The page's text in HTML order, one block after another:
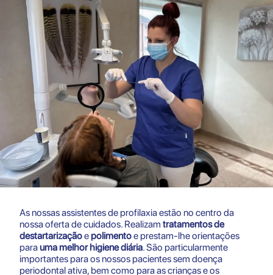
As nossas assistentes de profilaxia estão no centro da
nossa oferta de cuidados. Realizam tratamentos de
destartarizaçãoepolimentoe prestam-lhe orientações
parauma melhor higiene diária. São particularmente
importantes para os nossos pacientes sem doença
periodontal ativa, bem como para as crianças e os